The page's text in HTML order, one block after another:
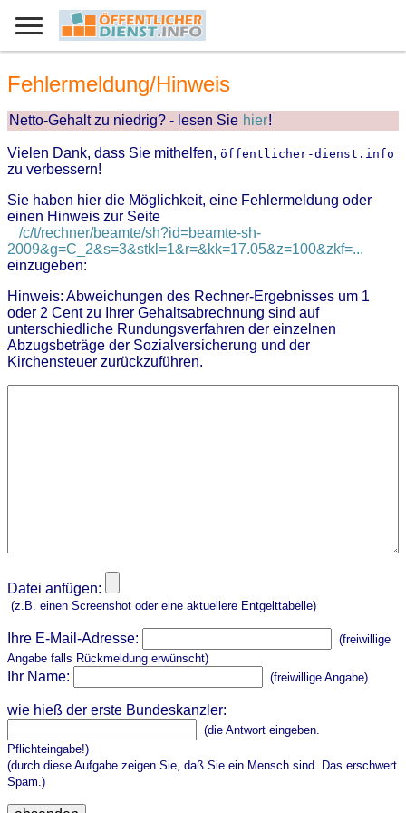
Fehlermeldung/Hinweis
Netto-Gehalt zu niedrig? - lesen Sie hier!
Vielen Dank, dass Sie mithelfen, öffentlicher-dienst.info
zu verbessern!
Sie haben hier die Möglichkeit, eine Fehlermeldung oder
einen Hinweis zur Seite
/c/t/rechner/beamte/sh?id=beamte-sh-
2009&g=C_2&s=3&stkl=1&r=&kk=17.05&z=100&zkf=...
einzugeben:
Hinweis: Abweichungen des Rechner-Ergebnisses um 1
oder 2 Cent zu Ihrer Gehaltsabrechnung sind auf
unterschiedliche Rundungsverfahren der einzelnen
Abzugsbeträge der Sozialversicherung und der
Kirchensteuer zurückzuführen.
Datei anfügen:
(z.B. einen Screenshot oder eine aktuellere Entgelttabelle)
Ihre E-Mail-Adresse:
(freiwillige
Angabe falls Rückmeldung erwünscht)
Ihr Name: (freiwillige Angabe)
wie hieß der erste Bundeskanzler:
(die Antwort eingeben.
Pflichteingabe!)
(durch diese Aufgabe zeigen Sie, daß Sie ein Mensch sind. Das erschwert
Spam.)